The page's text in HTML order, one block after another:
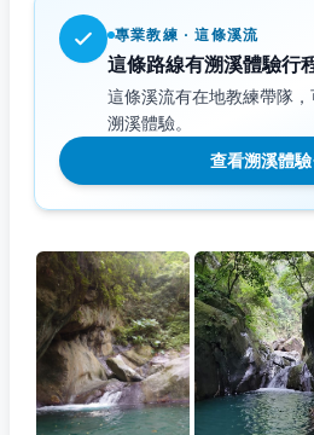
專業教練 · 這條溪流
這條路線有溯溪體驗行
這條溪流有在地教練帶隊
溯溪體驗。
查看溯溪體驗